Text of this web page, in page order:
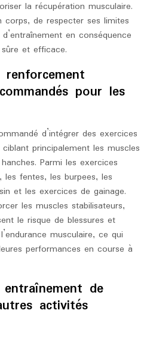
la récupération musculaire.
corps, de respecter ses limites
en conséquence
et efficace.
pour les
d’intégrer des exercices
principalement les muscles
Parmi les exercices
fentes, les burpees, les
et les exercices de gainage.
les muscles stabilisateurs,
le risque de blessures et
musculaire, ce qui
performances en course à
de
activités